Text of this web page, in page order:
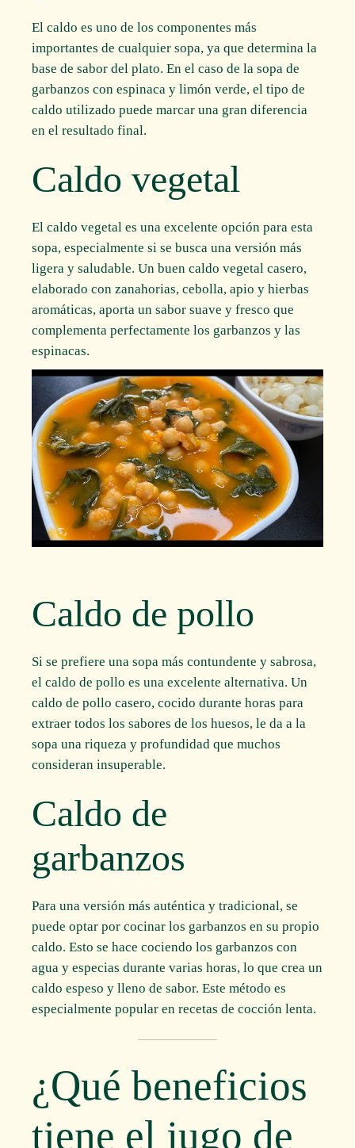
El caldo es uno de los componentes más
importantes de cualquier sopa, ya que determina la
base de sabor del plato. En el caso de la sopa de
garbanzos con espinaca y limón verde, el tipo de
caldo utilizado puede marcar una gran diferencia
en el resultado final.
Caldo vegetal
El caldo vegetal es una excelente opción para esta
sopa, especialmente si se busca una versión más
ligera y saludable. Un buen caldo vegetal casero,
elaborado con zanahorias, cebolla, apio y hierbas
aromáticas, aporta un sabor suave y fresco que
complementa perfectamente los garbanzos y las
espinacas.
Caldo de pollo
Si se prefiere una sopa más contundente y sabrosa,
el caldo de pollo es una excelente alternativa. Un
caldo de pollo casero, cocido durante horas para
extraer todos los sabores de los huesos, le da a la
sopa una riqueza y profundidad que muchos
consideran insuperable.
Caldo de
garbanzos
Para una versión más auténtica y tradicional, se
puede optar por cocinar los garbanzos en su propio
caldo. Esto se hace cociendo los garbanzos con
agua y especias durante varias horas, lo que crea un
caldo espeso y lleno de sabor. Este método es
especialmente popular en recetas de cocción lenta.
¿Qué beneficios
tiene el jugo de